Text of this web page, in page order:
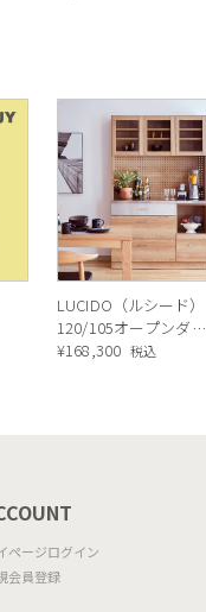
LUCIDO（ルシード）
120/105オープンダイ
ニングボード ナチュラ
¥168,300 税込
ページログイン
会員登録